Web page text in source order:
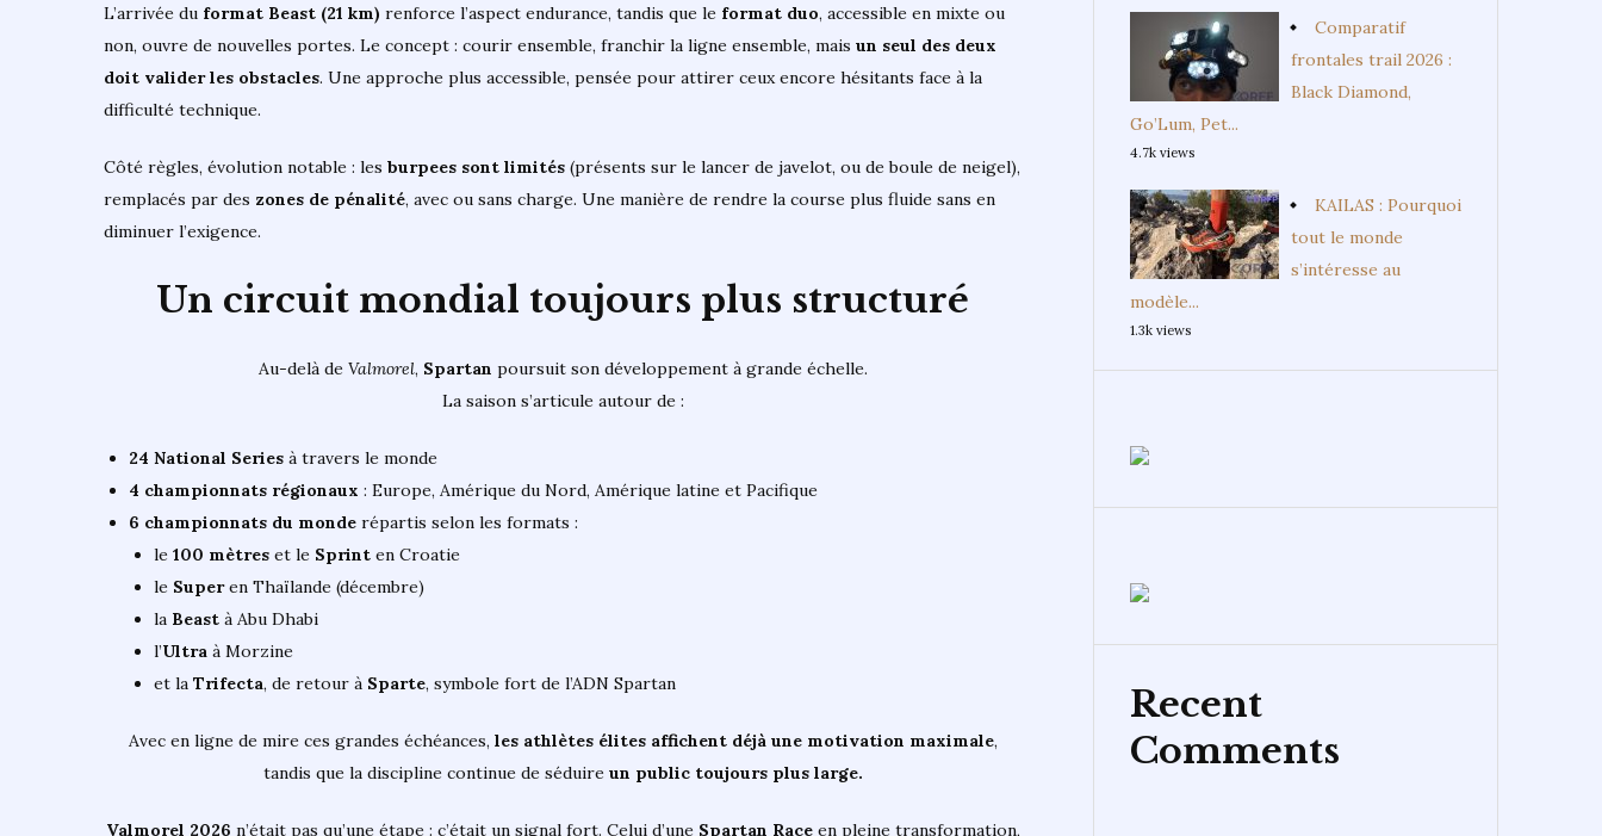
L’arrivée du format Beast (21 km) renforce l’aspect endurance, tandis que le format duo, accessible en mixte ou
non, ouvre de nouvelles portes. Le concept : courir ensemble, franchir la ligne ensemble, mais un seul des deux
doit valider les obstacles. Une approche plus accessible, pensée pour attirer ceux encore hésitants face à la
difficulté technique.
Côté règles, évolution notable : les burpees sont limités (présents sur le lancer de javelot, ou de boule de neigel),
remplacés par des zones de pénalité, avec ou sans charge. Une manière de rendre la course plus fluide sans en
diminuer l’exigence.
Un circuit mondial toujours plus structuré
Au-delà de Valmorel, Spartan poursuit son développement à grande échelle.
La saison s’articule autour de :
24 National Series à travers le monde
4 championnats régionaux : Europe, Amérique du Nord, Amérique latine et Pacifique
6 championnats du monde répartis selon les formats :
le 100 mètres et le Sprint en Croatie
le Superen Thaïlande (décembre)
la Beast à Abu Dhabi
l’Ultra à Morzine
et la Trifecta, de retour à Sparte, symbole fort de l’ADN Spartan
Avec en ligne de mire ces grandes échéances, les athlètes élites affichent déjà une motivation maximale,
tandis que la discipline continue de séduireun public toujours plus large.
Valmorel 2026 n’était pas qu’une étape : c’était un signal fort. Celui d’une Spartan Raceen pleine transformation,
Comparatif
frontales trail 2026 :
Black Diamond,
Go’Lum, Pet...
4.7k views
KAILAS : Pourquoi
tout le monde
s’intéresse au
modèle...
1.3k views
Recent
Comments